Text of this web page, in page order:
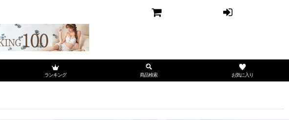
ランキング 商品検索 お気に入り